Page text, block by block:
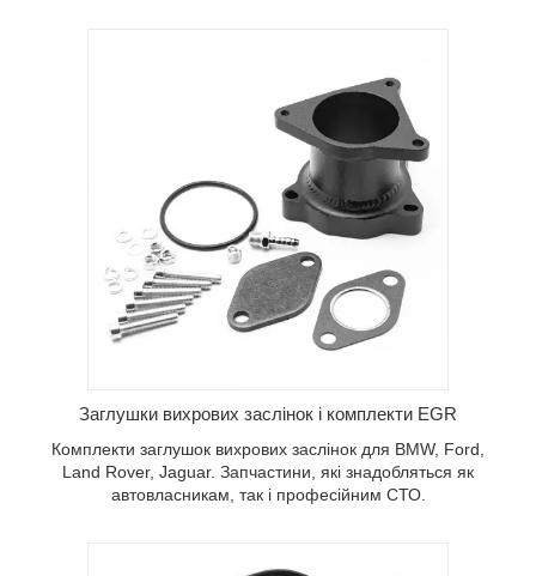
Заглушки вихрових заслінок і комплекти EGR
Комплекти заглушок вихрових заслінок для BMW, Ford,
Land Rover, Jaguar. Запчастини, які знадобляться як
автовласникам, так і професійним СТО.